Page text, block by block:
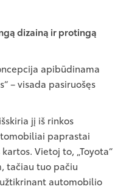
dizainą ir protingą
apibūdinama
– visada pasiruošęs
jį iš rinkos
paprastai
Vietoj to, „Toyota“
tačiau tuo pačiu
automobilio